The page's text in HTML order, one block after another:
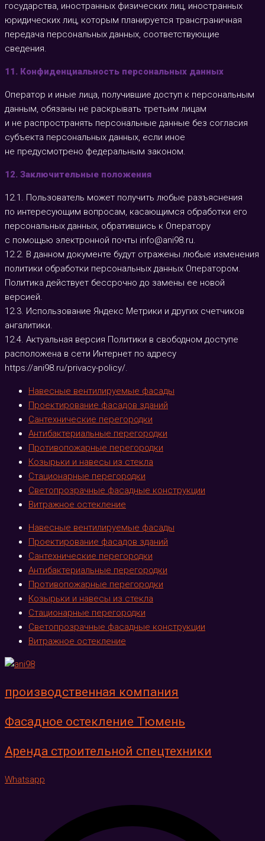
государства, иностранных физических лиц, иностранных
юридических лиц, которым планируется трансграничная
передача персональных данных, соответствующие
сведения.
11. Конфиденциальность персональных данных
Оператор и иные лица, получившие доступ к персональным
данным, обязаны не раскрывать третьим лицам
и не распространять персональные данные без согласия
субъекта персональных данных, если иное
не предусмотрено федеральным законом.
12. Заключительные положения
12.1. Пользователь может получить любые разъяснения
по интересующим вопросам, касающимся обработки его
персональных данных, обратившись к Оператору
с помощью электронной почты info@ani98.ru.
12.2. В данном документе будут отражены любые изменения
политики обработки персональных данных Оператором.
Политика действует бессрочно до замены ее новой
версией.
12.3. Использование Яндекс Метрики и других счетчиков
ангалитики.
12.4. Актуальная версия Политики в свободном доступе
расположена в сети Интернет по адресу
https://ani98.ru/privacy-policy/.
Навесные вентилируемые фасады
Проектирование фасадов зданий
Сантехнические перегородки
Антибактериальные перегородки
Противопожарные перегородки
Козырьки и навесы из стекла
Стационарные перегородки
Светопрозрачные фасадные конструкции
Витражное остекление
Навесные вентилируемые фасады
Проектирование фасадов зданий
Сантехнические перегородки
Антибактериальные перегородки
Противопожарные перегородки
Козырьки и навесы из стекла
Стационарные перегородки
Светопрозрачные фасадные конструкции
Витражное остекление
производственная компания
Фасадное остекление Тюмень
Аренда строительной спецтехники
Whatsapp